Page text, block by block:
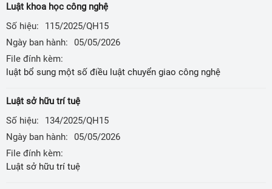
Luật khoa học công nghệ
Số hiệu:
115/2025/QH15
Ngày ban hành:
05/05/2026
File đính kèm:
luật bổ sung một số điều luật chuyển giao công nghệ
Luật sở hữu trí tuệ
Số hiệu:
134/2025/QH15
Ngày ban hành:
05/05/2026
File đính kèm:
Luật sở hữu trí tuệ